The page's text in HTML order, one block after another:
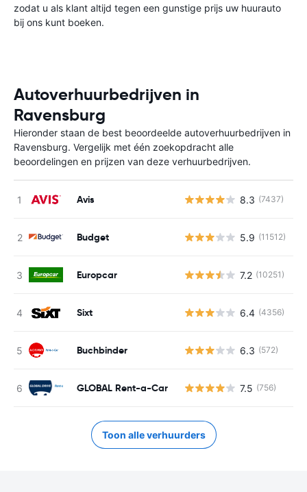
zodat u als klant altijd tegen een gunstige prijs uw huurauto
bij ons kunt boeken.
Autoverhuurbedrijven in
Ravensburg
Hieronder staan de best beoordeelde autoverhuurbedrijven in
Ravensburg. Vergelijk met één zoekopdracht alle
beoordelingen en prijzen van deze verhuurbedrijven.
Avis 8.3 (7437)
Budget 5.9 (11512)
Europcar 7.2 (10251)
Sixt 6.4 (4356)
Buchbinder 6.3 (572)
GLOBAL Rent-a-Car 7.5 (756)
Toon alle verhuurders